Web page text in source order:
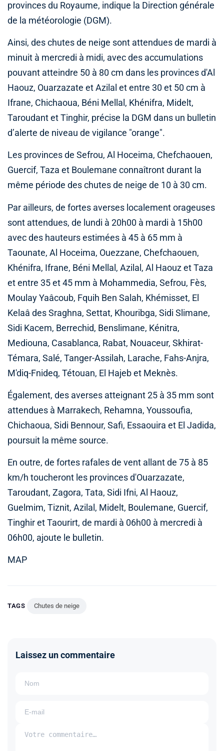
provinces du Royaume, indique la Direction générale
de la météorologie (DGM).
Ainsi, des chutes de neige sont attendues de mardi à
minuit à mercredi à midi, avec des accumulations
pouvant atteindre 50 à 80 cm dans les provinces d'Al
Haouz, Ouarzazate et Azilal et entre 30 et 50 cm à
Ifrane, Chichaoua, Béni Mellal, Khénifra, Midelt,
Taroudant et Tinghir, précise la DGM dans un bulletin
d’alerte de niveau de vigilance "orange".
Les provinces de Sefrou, Al Hoceima, Chefchaouen,
Guercif, Taza et Boulemane connaîtront durant la
même période des chutes de neige de 10 à 30 cm.
Par ailleurs, de fortes averses localement orageuses
sont attendues, de lundi à 20h00 à mardi à 15h00
avec des hauteurs estimées à 45 à 65 mm à
Taounate, Al Hoceima, Ouezzane, Chefchaouen,
Khénifra, Ifrane, Béni Mellal, Azilal, Al Haouz et Taza
et entre 35 et 45 mm à Mohammedia, Sefrou, Fès,
Moulay Yaâcoub, Fquih Ben Salah, Khémisset, El
Kelaâ des Sraghna, Settat, Khouribga, Sidi Slimane,
Sidi Kacem, Berrechid, Benslimane, Kénitra,
Mediouna, Casablanca, Rabat, Nouaceur, Skhirat-
Témara, Salé, Tanger-Assilah, Larache, Fahs-Anjra,
M'diq-Fnideq, Tétouan, El Hajeb et Meknès.
Également, des averses atteignant 25 à 35 mm sont
attendues à Marrakech, Rehamna, Youssoufia,
Chichaoua, Sidi Bennour, Safi, Essaouira et El Jadida,
poursuit la même source.
En outre, de fortes rafales de vent allant de 75 à 85
km/h toucheront les provinces d'Ouarzazate,
Taroudant, Zagora, Tata, Sidi Ifni, Al Haouz,
Guelmim, Tiznit, Azilal, Midelt, Boulemane, Guercif,
Tinghir et Taourirt, de mardi à 06h00 à mercredi à
06h00, ajoute le bulletin.
MAP
TAGS Chutes de neige
Laissez un commentaire